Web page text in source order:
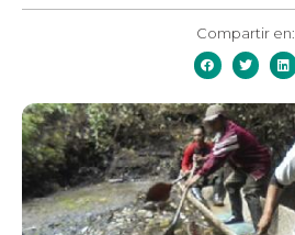
Compartir en: